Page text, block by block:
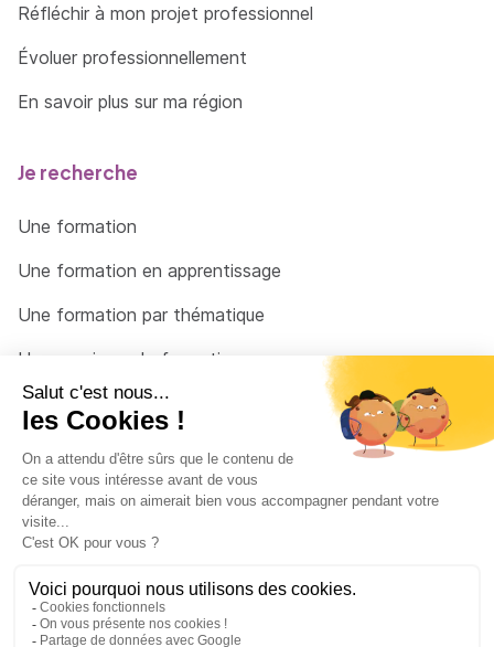
Réfléchir à mon projet professionnel
Évoluer professionnellement
En savoir plus sur ma région
Je recherche
Une formation
Une formation en apprentissage
Une formation par thématique
Un organisme de formation
Un conseiller
© 2026 - Côté Formations - par Via Compétences
Menu Pied de page
Mentions Légales